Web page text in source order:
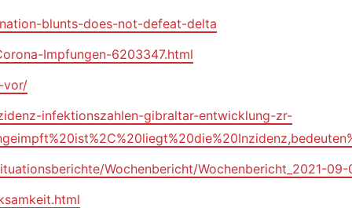
blunts-does-not-defeat-delta
Impfungen-6203347.html
vor/
infektionszahlen-gibraltar-entwicklung-zr-
Wochenbericht/Wochenbericht_2021-